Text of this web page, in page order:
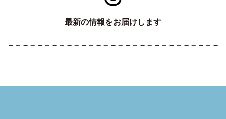
最新の情報をお届けします